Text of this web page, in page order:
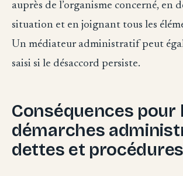
auprès de l’organisme concerné, en
situation et en joignant tous les
Un médiateur administratif peut
saisi si le désaccord persiste.
Conséquences pour
démarches
dettes et procédures